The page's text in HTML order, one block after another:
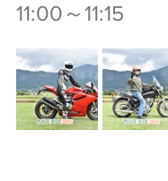
11:00～11:15